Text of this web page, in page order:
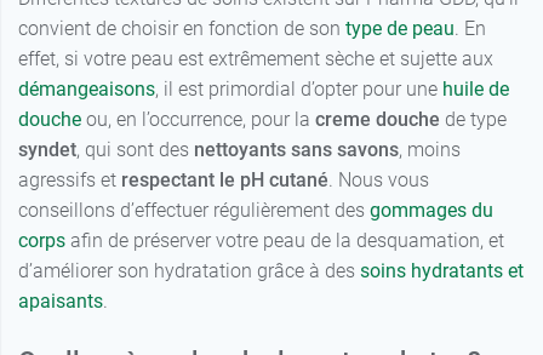
convient de choisir en fonction de son type de peau. En
effet, si votre peau est extrêmement sèche et sujette aux
démangeaisons, il est primordial d’opter pour une huile de
douche ou, en l’occurrence, pour la creme douche de type
syndet, qui sont des nettoyants sans savons, moins
agressifs et respectant le pH cutané. Nous vous
conseillons d’effectuer régulièrement des gommages du
corps afin de préserver votre peau de la desquamation, et
d’améliorer son hydratation grâce à des soins hydratants et
apaisants.